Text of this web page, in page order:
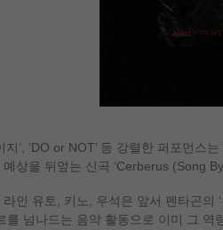
이지’, ‘DO or NOT’ 등 강렬한 퍼포먼
상을 뒤엎는 신곡 ‘Cerberus (Song
인 유토, 키노, 우석은 앞서 펜타곤의 ‘
를 넘나드는 음악 활동으로 이미 그